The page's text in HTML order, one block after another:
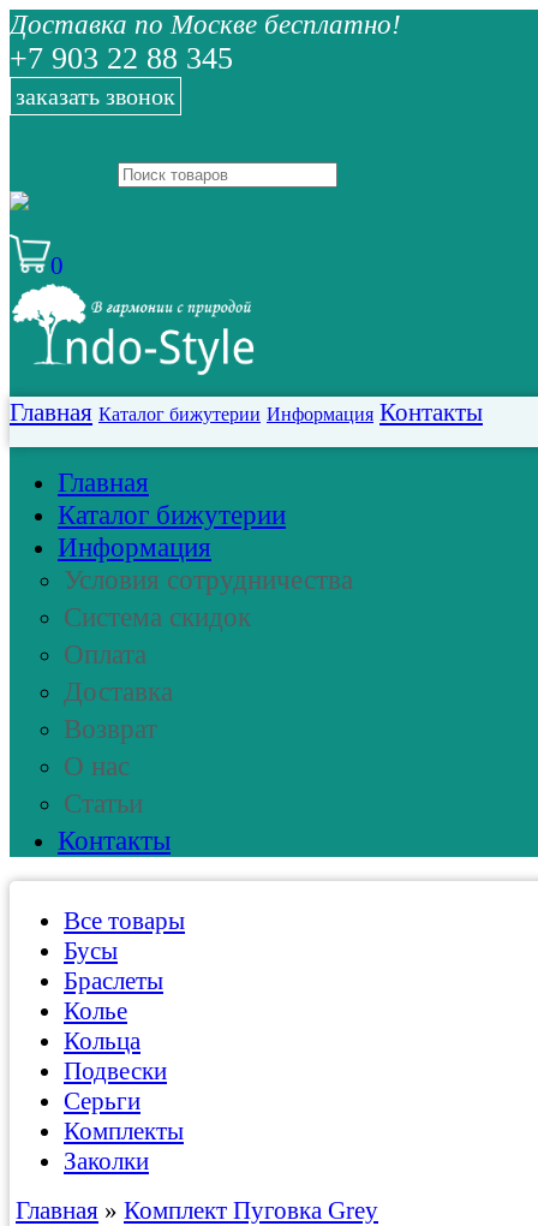
Доставка по Москве бесплатно!
+7 903 22 88 345
заказать звонок
0
Главная Каталог бижутерии Информация Контакты
Главная
Каталог бижутерии
Информация
Условия сотрудничества
Система скидок
Оплата
Доставка
Возврат
О нас
Статьи
Контакты
Все товары
Бусы
Браслеты
Колье
Кольца
Подвески
Серьги
Комплекты
Заколки
Главная » Комплект Пуговка Grey